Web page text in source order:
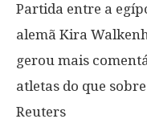
Partida entre a
alemã Kira
gerou mais
atletas do que
Reuters